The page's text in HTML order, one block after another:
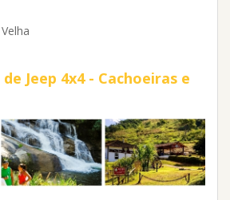
Jeep 4x4 - Cachoeiras e